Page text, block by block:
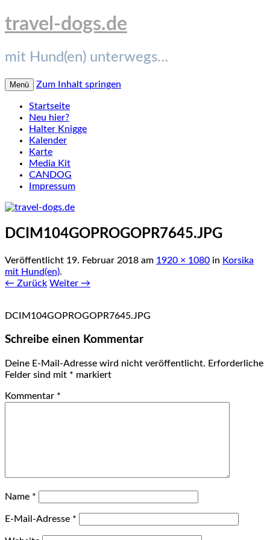
travel-dogs.de
mit Hund(en) unterwegs…
Menü Zum Inhalt springen
Startseite
Neu hier?
Halter Knigge
Kalender
Karte
Media Kit
CANDOG
Impressum
DCIM104GOPROGOPR7645.JPG
Veröffentlicht 19. Februar 2018 am 1920 × 1080 in Korsika
mit Hund(en).
← Zurück Weiter →
DCIM104GOPROGOPR7645.JPG
Schreibe einen Kommentar
Deine E-Mail-Adresse wird nicht veröffentlicht. Erforderliche
Felder sind mit * markiert
Kommentar *
Name *
E-Mail-Adresse *